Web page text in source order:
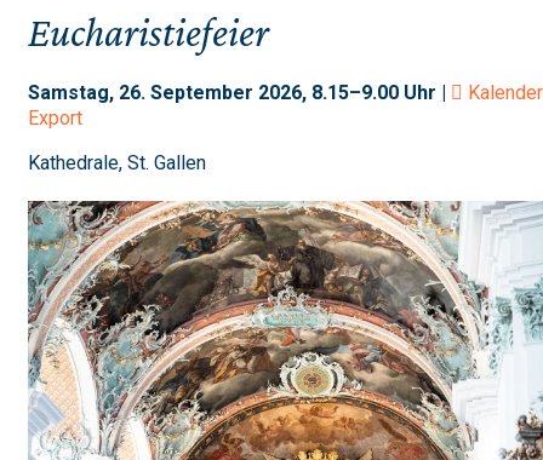
Eucharistiefeier
Samstag, 26. September 2026, 8.15–9.00 Uhr |
Export
Kathedrale, St. Gallen